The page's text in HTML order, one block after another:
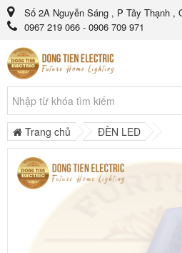
Số 2A Nguyễn Sáng , P Tây Thạnh ,
0967 219 066 - 0906 709 971
Trang chủ ĐÈN LED